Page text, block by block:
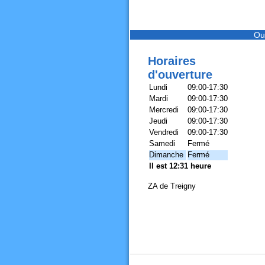
Horaires
d'ouverture
Lundi
09:00-17:30
Mardi
09:00-17:30
Mercredi
09:00-17:30
Jeudi
09:00-17:30
Vendredi
09:00-17:30
Samedi
Fermé
Dimanche
Fermé
Il est 12:31 heure
ZA de Treigny